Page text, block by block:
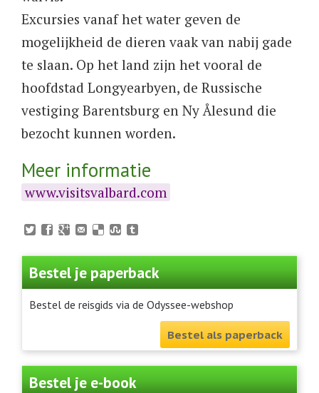
Bestel je paperback
Bestel de reisgids via de Odyssee-webshop
Bestel als paperback
Bestel je e-book
Excursies vanaf het water geven de
mogelijkheid de dieren vaak van nabij gade
te slaan. Op het land zijn het vooral de
hoofdstad Longyearbyen, de Russische
vestiging Barentsburg en Ny Ålesund die
bezocht kunnen worden.
Meer informatie
www.visitsvalbard.com